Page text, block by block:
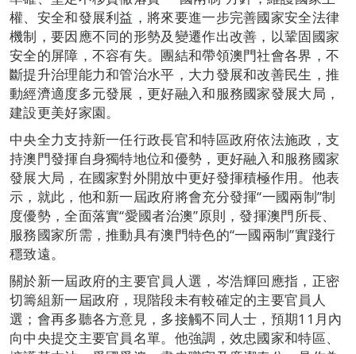
權、安全和發展利益，將來要進一步完善國家安全法律
機制，要因應不同的形勢及變遷作出改善，以鞏固國家
安全的屏障，不容有失。團結和帶領澳門社會各界，不
斷提升治理能力和管治水平，大力發展和改善民生，推
動經濟適度多元發展，更好融入和服務國家發展大局，
建設更美好家園。
中央全力支持新一任行政長官和特區政府依法施政，支
持澳門發揮自身獨特地位和優勢，更好融入和服務國家
發展大局，在國家對外開放中更好發揮積極作用。他表
示，就此，他和新一屆政府將會充分發揮“一國兩制”制
度優勢，全面落實“愛國者治澳”原則，發揮澳門所長、
服務國家所需，推動具有澳門特色的“一國兩制”實踐行
穩致遠。
關於新一屆政府的主要官員人選，岑浩輝回應指，正密
切籌組新一屆政府，現階段未有較確定的主要官員人
選；會再多聽各方意見，多接觸不同人士，預期11月內
向中央提交主要官員名單。他強調，效忠國家和特區、